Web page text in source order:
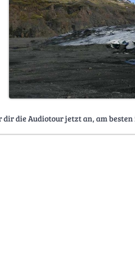
dir die Audiotour jetzt an, am